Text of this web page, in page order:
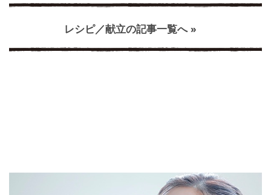
レシピ／献立の記事一覧へ »